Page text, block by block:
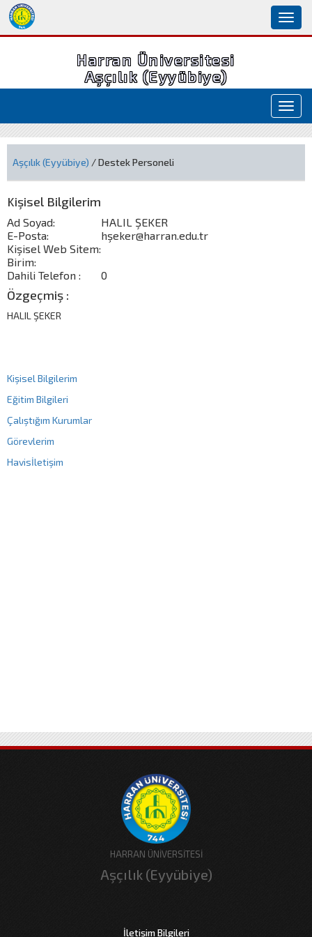
Harran Üniversitesi
Aşçılık (Eyyübiye)
Aşçılık (Eyyübiye) / Destek Personeli
Kişisel Bilgilerim
Ad Soyad:
HALIL ŞEKER
E-Posta:
hşeker@harran.edu.tr
Kişisel Web Sitem:
Birim:
Dahili Telefon :
0
Özgeçmiş :
HALIL ŞEKER
Kişisel Bilgilerim
Eğitim Bilgileri
Çalıştığım Kurumlar
Görevlerim
Havisİletişim
HARRAN ÜNİVERSİTESİ
Aşçılık (Eyyübiye)
İletişim Bilgileri